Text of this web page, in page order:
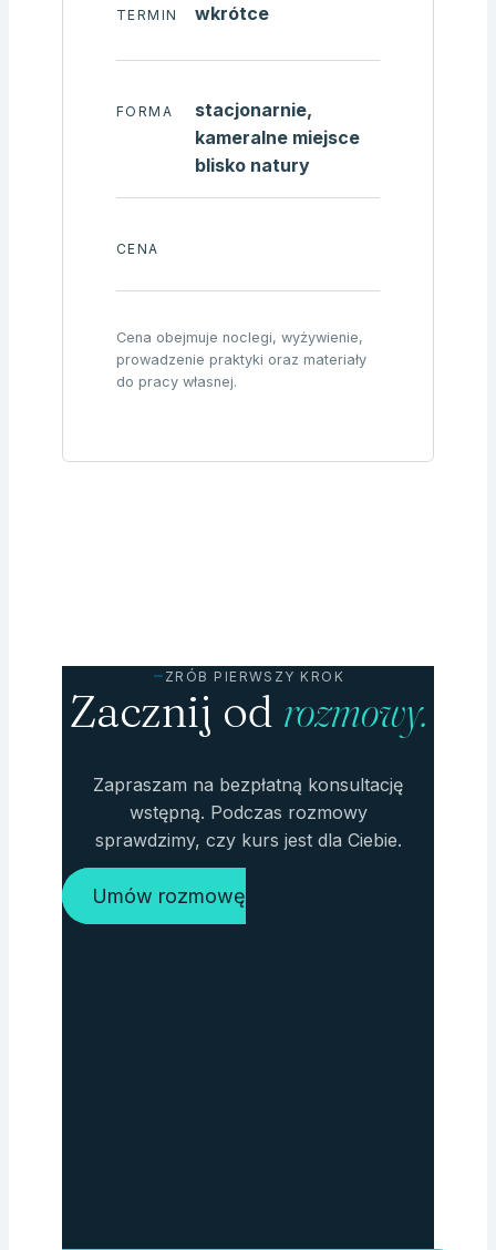
TERMIN wkrótce
FORMA
stacjonarnie,
kameralne miejsce
blisko natury
CENA
Cena obejmuje noclegi, wyżywienie,
prowadzenie praktyki oraz materiały
do pracy własnej.
ZRÓB PIERWSZY KROK
Zacznij od rozmowy.
Zapraszam na bezpłatną konsultację
wstępną. Podczas rozmowy
sprawdzimy, czy kurs jest dla Ciebie.
Umów rozmowę